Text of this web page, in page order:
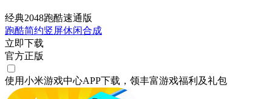
经典2048跑酷速通版
跑酷简约竖屏休闲合成
立即下载
官方正版
使用小米游戏中心APP下载 ，领丰富游戏福利 及礼包